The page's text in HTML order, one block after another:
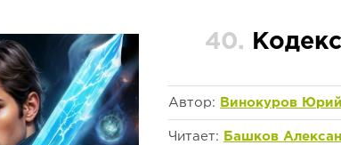
40.
Автор: Винокуров Юрий
Читает: Башков